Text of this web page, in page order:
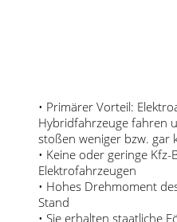
• Primärer Vorteil:
Hybridfahrzeuge fahren
stoßen weniger bzw. gar
• Keine oder geringe
Elektrofahrzeugen
• Hohes Drehmoment
Stand
• Sie erhalten staatliche